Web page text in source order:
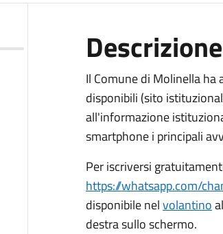
Descrizione
Il Comune di Molinella
disponibili (sito
all'informazione
smartphone i principali
Per iscriversi
https://whatsapp.com/
disponibile nelvolantino
destra sullo schermo.